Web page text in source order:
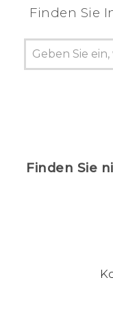
Finden Sie
Finden Sie